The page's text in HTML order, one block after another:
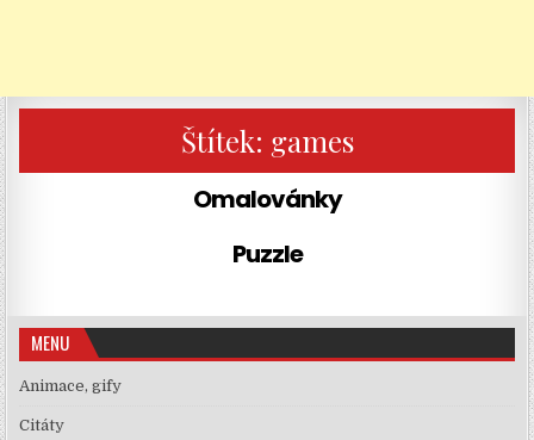
Štítek: games
Omalovánky
Puzzle
MENU
Animace, gify
Citáty